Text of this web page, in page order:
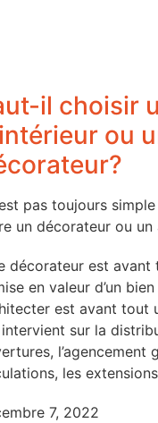
il choisir
ou
pas toujours
un décorateur ou un
décorateur est
en valeur d’un
est avant tout
sur la
l’agencement
les
7, 2022